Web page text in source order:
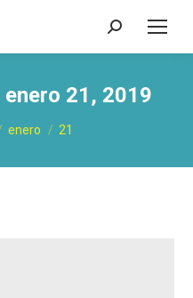
Buscar:
enero 21, 2019
enero 21